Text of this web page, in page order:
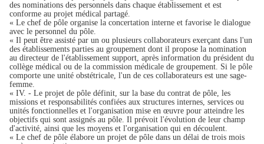
des nominations des personnels dans chaque établissement et est
conforme au projet médical partagé.
« Le chef de pôle organise la concertation interne et favorise le dialogue
avec le personnel du pôle.
« Il peut être assisté par un ou plusieurs collaborateurs exerçant dans l'un
des établissements parties au groupement dont il propose la nomination
au directeur de l'établissement support, après information du président du
collège médical ou de la commission médicale de groupement. Si le pôle
comporte une unité obstétricale, l'un de ces collaborateurs est une sage-
femme.
« IV. - Le projet de pôle définit, sur la base du contrat de pôle, les
missions et responsabilités confiées aux structures internes, services ou
unités fonctionnelles et l'organisation mise en œuvre pour atteindre les
objectifs qui sont assignés au pôle. Il prévoit l'évolution de leur champ
d'activité, ainsi que les moyens et l'organisation qui en découlent.
« Le chef de pôle élabore un projet de pôle dans un délai de trois mois